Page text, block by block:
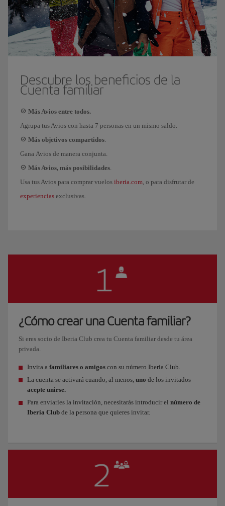
Descubre los beneficios de la
Cuenta familiar
Más Avios entre todos.
Agrupa tus Avios con hasta 7 personas en un mismo saldo.
Más objetivos compartidos.
Gana Avios de manera conjunta.
Más Avios, más posibilidades.
Usa tus Avios para comprar vuelos iberia.com, o para disfrutar de
experiencias exclusivas.
¿Cómo crear una Cuenta familiar?
Si eres socio de Iberia Club crea tu Cuenta familiar desde tu área
privada.
Invita a familiares o amigos con su número Iberia Club.
La cuenta se activará cuando, al menos, uno de los invitados
acepte unirse.
Para enviarles la invitación, necesitarás introducir el número de
Iberia Club de la persona que quieres invitar.